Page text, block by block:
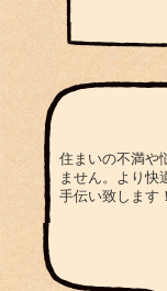
住まいの不満や
ません。より快
手伝い致します！